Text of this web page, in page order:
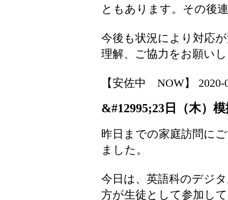
ともあります。その後
今後も状況により対応
理解、ご協力をお願い
【安佐中 NOW】 2020-
&#12995;23日（木）
昨日までの家庭訪問に
ました。
今日は、英語科のデジ
方が生徒として参加し